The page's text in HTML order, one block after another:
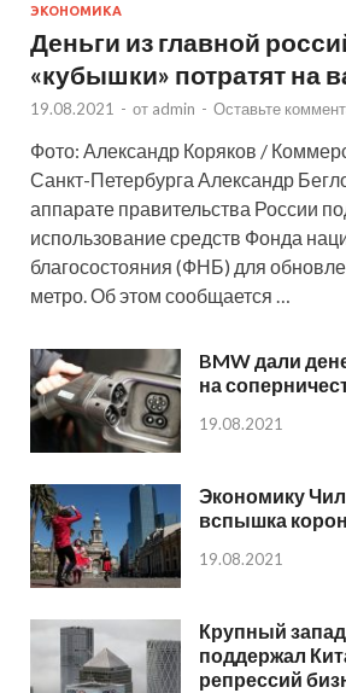
ЭКОНОМИКА
Деньги из главной
«кубышки» потратят на
19.08.2021 - от admin - Оставьте
Фото: Александр Коряков /
Санкт-Петербурга Александр
аппарате правительства России
использование средств Фонда
благосостояния (ФНБ) для
метро. Об этом сообщается …
BMW дали
на
19.08.2021
Экономику
вспышка
19.08.2021
Крупный
поддержал
репрессий